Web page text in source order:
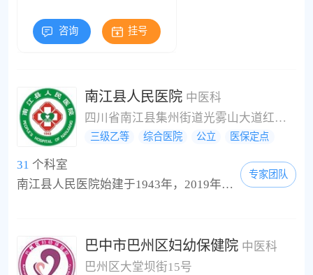
咨询 挂号
南江县人民医院 中医科
四川省南江县集州街道光雾山大道红星段101号
三级乙等 综合医院 公立 医保定点
31 个科室
南江县人民医院始建于1943年，2019年晋升为三级乙等综合医院。先后被列入全面提升县级医院综合能力第一阶段和第二阶段的500家县级医院，是全国综合医院中医药示范单位、省级文明单位、爱婴医院、巴中市急救分中心和全科医师培训基地、县临时储血点、职业健康体检、传染病诊治定点医院。是达州职业技术学院、达州市中医学校、广元职工医学院、成都铁路卫校、巴中卫校等院校的教学医院；是陆军特色医学中心、四川大学华西第四医院、南充...
专家团队
巴中市巴州区妇幼保健院 中医科
巴州区大堂坝街15号